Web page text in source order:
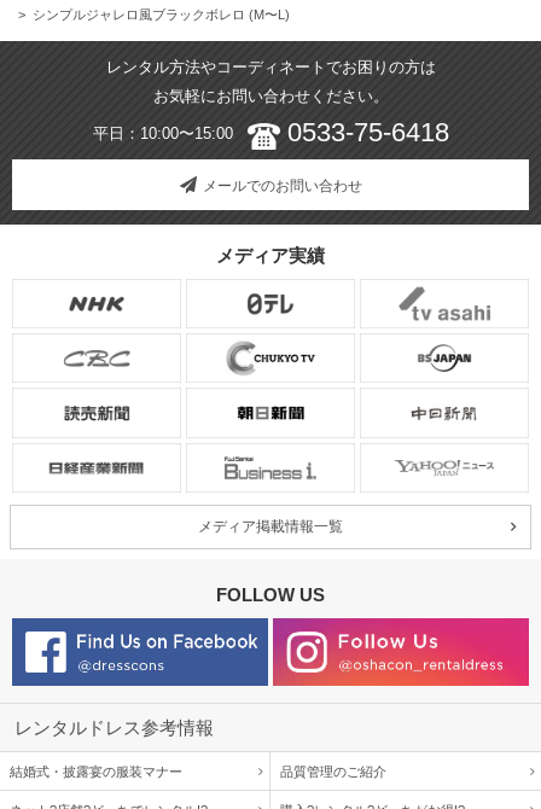
> シンプルジャレロ風ブラックボレロ (M〜L)
レンタル方法やコーディネートでお困りの方は
お気軽にお問い合わせください。
平日：10:00〜15:00 0533-75-6418
メールでのお問い合わせ
メディア実績
メディア掲載情報一覧
FOLLOW US
レンタルドレス参考情報
結婚式・披露宴の服装マナー 品質管理のご紹介